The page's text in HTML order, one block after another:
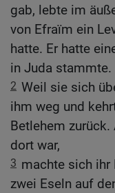
gab, lebte im
von Efraïm ein
hatte. Er hatte
in Juda stammte.
2 Weil sie sich
ihm weg und
Betlehem
dort war,
3 machte sich ihr
zwei Eseln auf